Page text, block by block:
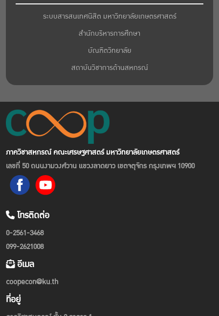
ระบบสารสนเทศนิสิต มหาวิทยาลัยเกษตรศาสตร์
สำนักบริหารการศึกษา
บัณฑิตวิทยาลัย
สถาบันวิชาการด้านสหกรณ์
ภาควิชาสหกรณ์ คณะเศรษฐศาสตร์ มหาวิทยาลัยเกษตรศาสตร์
เลขที่ 50 ถนนงามวงศ์วาน แขวงลาดยาว เขตจตุจักร กรุงเทพฯ 10900
โทรติดต่อ
0-2561-3468
099-2621008
อีเมล
coopecon@ku.th
ที่อยู่